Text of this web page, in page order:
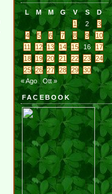
L M M G V S
D
1
2
3
4
5 6 7 8 9
10
11
12 13 14 15 16
17
18
19 20 21 22 23
24
25
26 27 28 29
30
« Ago
Ott »
FACEBOOK